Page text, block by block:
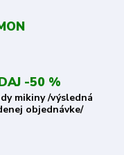
-50 %
mikiny /výsledná
objednávke/